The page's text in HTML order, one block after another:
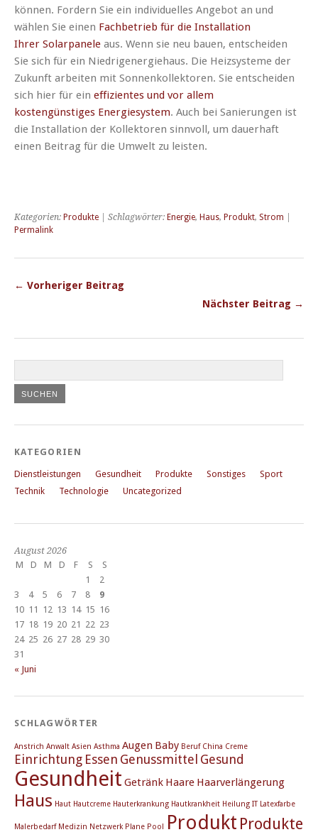
können. Fordern Sie ein individuelles Angebot an und
wählen Sie einen Fachbetrieb für die Installation
Ihrer Solarpanele aus. Wenn sie neu bauen, entscheiden
Sie sich für ein Niedrigenergiehaus. Die Heizsysteme der
Zukunft arbeiten mit Sonnenkollektoren. Sie entscheiden
sich hier für ein effizientes und vor allem
kostengünstiges Energiesystem. Auch bei Sanierungen ist
die Installation der Kollektoren sinnvoll, um dauerhaft
einen Beitrag für die Umwelt zu leisten.
Kategorien: Produkte | Schlagwörter: Energie, Haus, Produkt, Strom
Permalink
← Vorheriger Beitrag
Nächster Beitrag →
KATEGORIEN
Dienstleistungen Gesundheit Produkte Sonstiges
Sport
Technik
Technologie Uncategorized
August 2026
M
D M D F S
S
1
2
3
4 5 6 7 8
9
10 11 12 13 14 15 16
17 18 19 20 21 22 23
24 25 26 27 28 29 30
31
« Juni
SCHLAGWÖRTER
Anstrich Anwalt Asien Asthma Augen Baby Beruf China Creme
Einrichtung Essen Genussmittel Gesund
Gesundheit Getränk Haare Haarverlängerung
Haus Haut Hautcreme Hauterkrankung Hautkrankheit Heilung IT Latexfarbe
Malerbedarf Medizin Netzwerk Plane Pool Produkt Produkte